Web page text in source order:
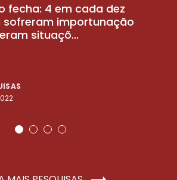
fecha: 4 em cada dez
sofreram importunação
situaçõ...